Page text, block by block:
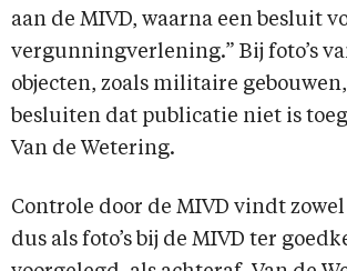
aan de MIVD, waarna een besluit
vergunningverlening.” Bij foto’s
objecten, zoals militaire
besluiten dat publicatie niet is
Van de Wetering.
Controle door de MIVD vindt
dus als foto’s bij de MIVD ter